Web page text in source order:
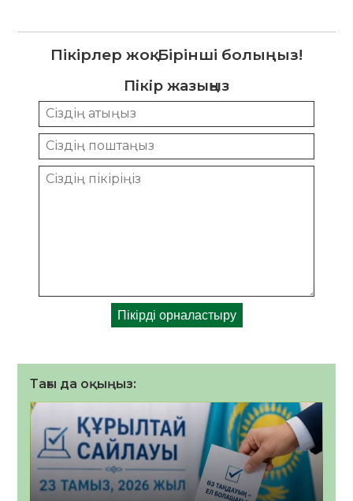
Пікірлер жоқ. Бірінші болыңыз!
Пікір жазыңыз
Тағы да оқыңыз: